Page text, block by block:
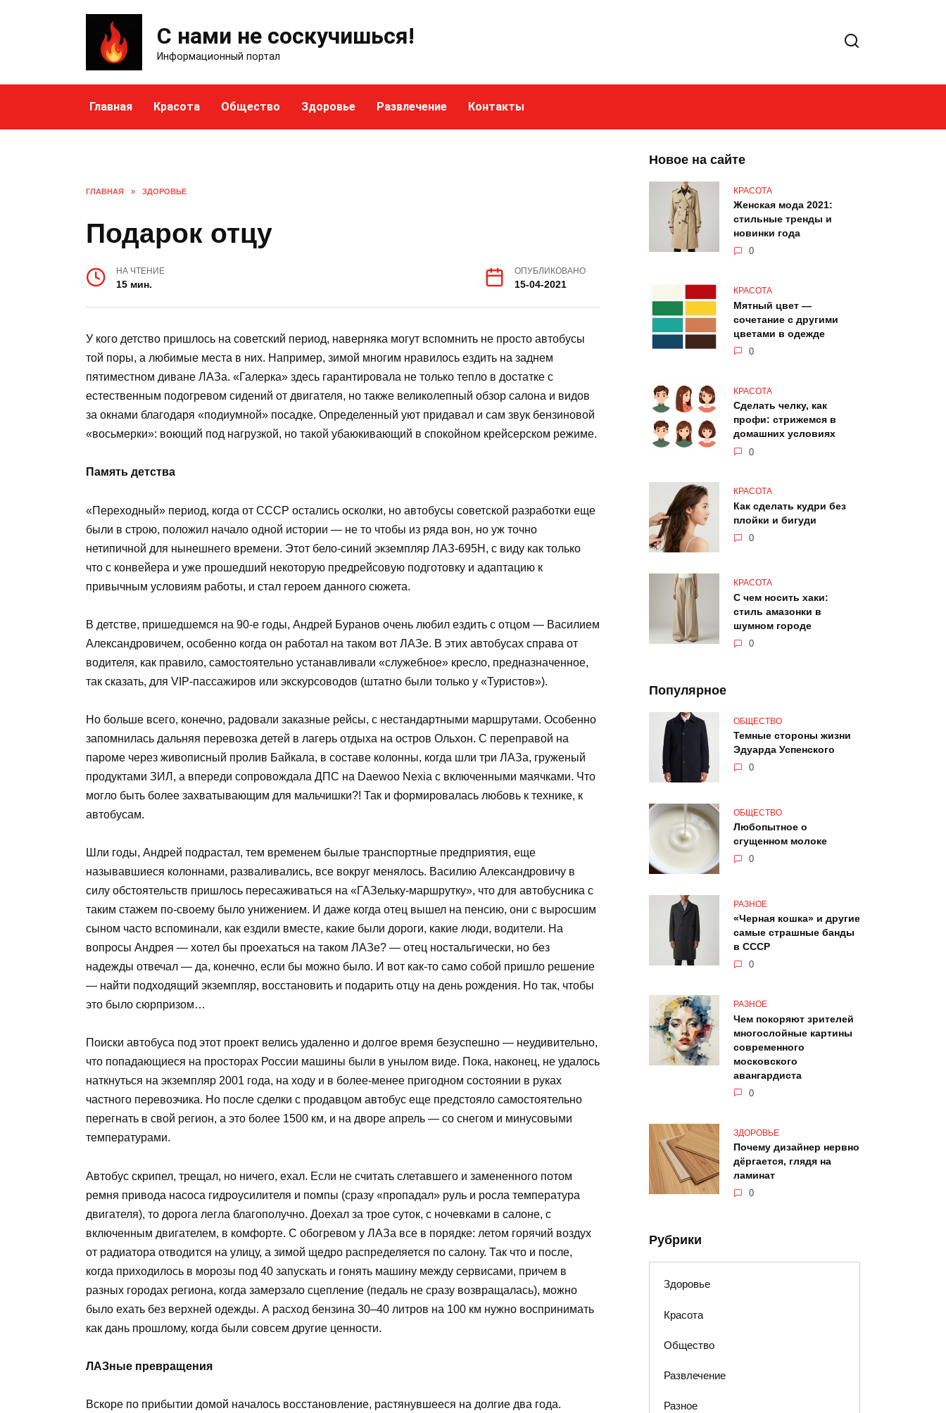
С нами не соскучишься!
Информационный портал
Главная Красота Общество Здоровье Развлечение Контакты
ГЛАВНАЯ » ЗДОРОВЬЕ
Подарок отцу
НА ЧТЕНИЕ
15 мин.
ОПУБЛИКОВАНО
15-04-2021
У кого детство пришлось на советский период, наверняка могут вспомнить не просто автобусы
той поры, а любимые места в них. Например, зимой многим нравилось ездить на заднем
пятиместном диване ЛАЗа. «Галерка» здесь гарантировала не только тепло в достатке с
естественным подогревом сидений от двигателя, но также великолепный обзор салона и видов
за окнами благодаря «подиумной» посадке. Определенный уют придавал и сам звук бензиновой
«восьмерки»: воющий под нагрузкой, но такой убаюкивающий в спокойном крейсерском режиме.
Память детства
«Переходный» период, когда от СССР остались осколки, но автобусы советской разработки еще
были в строю, положил начало одной истории — не то чтобы из ряда вон, но уж точно
нетипичной для нынешнего времени. Этот бело-синий экземпляр ЛАЗ-695Н, с виду как только
что с конвейера и уже прошедший некоторую предрейсовую подготовку и адаптацию к
привычным условиям работы, и стал героем данного сюжета.
В детстве, пришедшемся на 90-е годы, Андрей Буранов очень любил ездить с отцом — Василием
Александровичем, особенно когда он работал на таком вот ЛАЗе. В этих автобусах справа от
водителя, как правило, самостоятельно устанавливали «служебное» кресло, предназначенное,
так сказать, для VIP-пассажиров или экскурсоводов (штатно были только у «Туристов»).
Но больше всего, конечно, радовали заказные рейсы, с нестандартными маршрутами. Особенно
запомнилась дальняя перевозка детей в лагерь отдыха на остров Ольхон. С переправой на
пароме через живописный пролив Байкала, в составе колонны, когда шли три ЛАЗа, груженый
продуктами ЗИЛ, а впереди сопровождала ДПС на Daewoo Nexia с включенными маячками. Что
могло быть более захватывающим для мальчишки?! Так и формировалась любовь к технике, к
автобусам.
Шли годы, Андрей подрастал, тем временем былые транспортные предприятия, еще
называвшиеся колоннами, разваливались, все вокруг менялось. Василию Александровичу в
силу обстоятельств пришлось пересаживаться на «ГАЗельку-маршрутку», что для автобусника с
таким стажем по-своему было унижением. И даже когда отец вышел на пенсию, они с выросшим
сыном часто вспоминали, как ездили вместе, какие были дороги, какие люди, водители. На
вопросы Андрея — хотел бы проехаться на таком ЛАЗе? — отец ностальгически, но без
надежды отвечал — да, конечно, если бы можно было. И вот как-то само собой пришло решение
— найти подходящий экземпляр, восстановить и подарить отцу на день рождения. Но так, чтобы
это было сюрпризом…
Поиски автобуса под этот проект велись удаленно и долгое время безуспешно — неудивительно,
что попадающиеся на просторах России машины были в унылом виде. Пока, наконец, не удалось
наткнуться на экземпляр 2001 года, на ходу и в более-менее пригодном состоянии в руках
частного перевозчика. Но после сделки с продавцом автобус еще предстояло самостоятельно
перегнать в свой регион, а это более 1500 км, и на дворе апрель — со снегом и минусовыми
температурами.
Автобус скрипел, трещал, но ничего, ехал. Если не считать слетавшего и замененного потом
ремня привода насоса гидроусилителя и помпы (сразу «пропадал» руль и росла температура
двигателя), то дорога легла благополучно. Доехал за трое суток, с ночевками в салоне, с
включенным двигателем, в комфорте. С обогревом у ЛАЗа все в порядке: летом горячий воздух
от радиатора отводится на улицу, а зимой щедро распределяется по салону. Так что и после,
когда приходилось в морозы под 40 запускать и гонять машину между сервисами, причем в
разных городах региона, когда замерзало сцепление (педаль не сразу возвращалась), можно
было ехать без верхней одежды. А расход бензина 30–40 литров на 100 км нужно воспринимать
как дань прошлому, когда были совсем другие ценности.
ЛАЗные превращения
Вскоре по прибытии домой началось восстановление, растянувшееся на долгие два года.
Новое на сайте
КРАСОТА
Женская мода 2021:
стильные тренды и
новинки года
0
КРАСОТА
Мятный цвет —
сочетание с другими
цветами в одежде
0
КРАСОТА
Сделать челку, как
профи: стрижемся в
домашних условиях
0
КРАСОТА
Как сделать кудри без
плойки и бигуди
0
КРАСОТА
С чем носить хаки:
стиль амазонки в
шумном городе
0
Популярное
ОБЩЕСТВО
Темные стороны жизни
Эдуарда Успенского
0
ОБЩЕСТВО
Любопытное о
сгущенном молоке
0
РАЗНОЕ
«Черная кошка» и другие
самые страшные банды
в СССР
0
РАЗНОЕ
Чем покоряют зрителей
многослойные картины
современного
московского
авангардиста
0
ЗДОРОВЬЕ
Почему дизайнер нервно
дёргается, глядя на
ламинат
0
Рубрики
Здоровье
Красота
Общество
Развлечение
Разное